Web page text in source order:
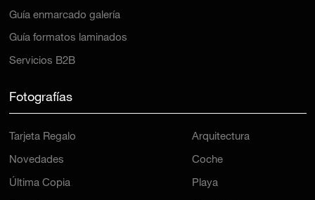
Guía enmarcado galería
Guía formatos laminados
Servicios B2B
Fotografías
Tarjeta Regalo
Novedades
Última Copia
Arquitectura
Coche
Playa